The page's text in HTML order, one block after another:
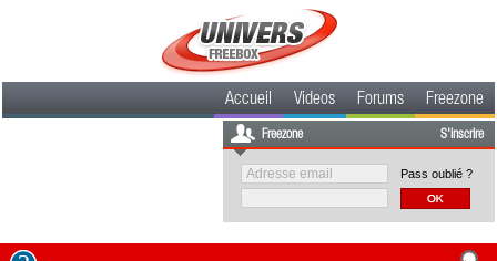
Accueil Videos Forums Freezone
Freezone S'inscrire
Pass oublié ?